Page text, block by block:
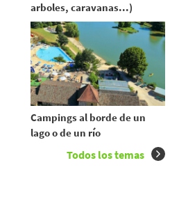
arboles, caravanas...)
Campings al borde de un
lago o de un río
Todos los temas